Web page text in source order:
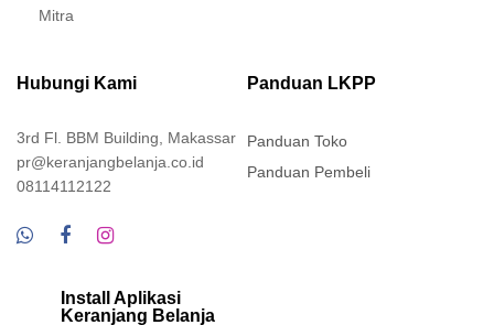
Mitra
Hubungi Kami
3rd Fl. BBM Building, Makassar
pr@keranjangbelanja.co.id
08114112122
Panduan LKPP
Panduan Toko
Panduan Pembeli
Install Aplikasi
Keranjang Belanja